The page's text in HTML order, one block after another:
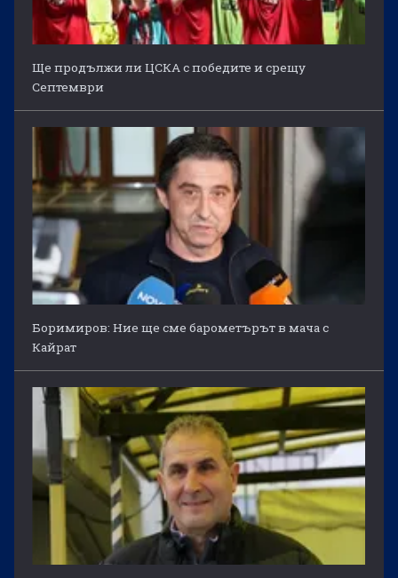
Ще продължи ли ЦСКА с победите и срещу
Септември
Боримиров: Ние ще сме барометърът в мача с
Кайрат